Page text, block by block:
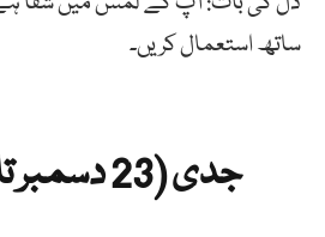
ساتھ استعمال کریں۔
جدی (23 دسمبر تا 20 جنوری)